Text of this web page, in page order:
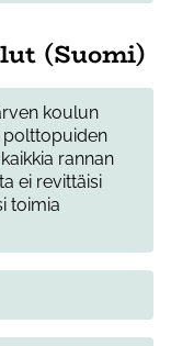
(Suomi)
koulun
polttopuiden
rannan
ei revittäisi
toimia